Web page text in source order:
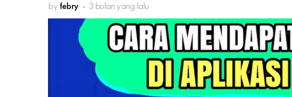
by febry 3 bulan yang lalu